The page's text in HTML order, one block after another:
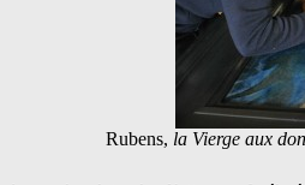
Rubens, la Vierge aux